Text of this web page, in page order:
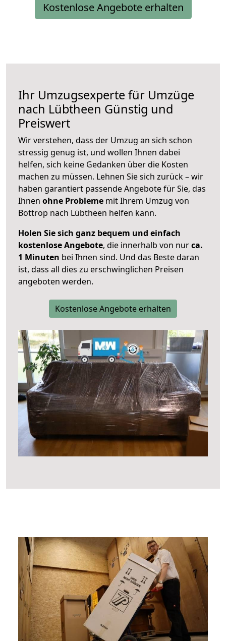
Kostenlose Angebote erhalten
Ihr Umzugsexperte für Umzüge
nach Lübtheen Günstig und
Preiswert
Wir verstehen, dass der Umzug an sich schon
stressig genug ist, und wollen Ihnen dabei
helfen, sich keine Gedanken über die Kosten
machen zu müssen. Lehnen Sie sich zurück – wir
haben garantiert passende Angebote für Sie, das
Ihnen ohne Probleme mit Ihrem Umzug von
Bottrop nach Lübtheen helfen kann.
Holen Sie sich ganz bequem und einfach
kostenlose Angebote, die innerhalb von nurca.
1 Minuten bei Ihnen sind. Und das Beste daran
ist, dass all dies zu erschwinglichen Preisen
angeboten werden.
Kostenlose Angebote erhalten